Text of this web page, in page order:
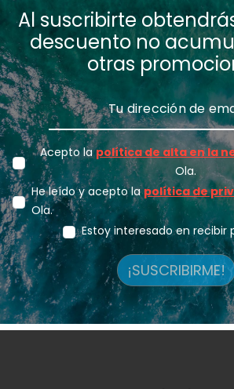
Al suscribirte
descuento no
otras
Acepto lapolítica de alta en la
Ola.
He leído y acepto lapolítica de
Ola.
Estoy interesado en recibir
¡SUSCRIBIRME!